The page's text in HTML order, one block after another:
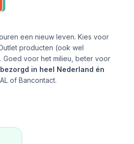
een nieuw leven. Kies voor
producten (ook wel
Goed voor het milieu, beter voor
in heel Nederland én
of Bancontact.